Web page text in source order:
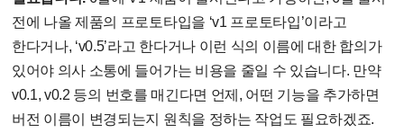
전에 나올 제품의 프로토타입을 ‘v1 프로토타입’이라고
한다거나, ‘v0.5’라고 한다거나 이런 식의 이름에 대한 합의가
있어야 의사 소통에 들어가는 비용을 줄일 수 있습니다. 만약
v0.1, v0.2 등의 번호를 매긴다면 언제, 어떤 기능을 추가하면
버전 이름이 변경되는지 원칙을 정하는 작업도 필요하겠죠.